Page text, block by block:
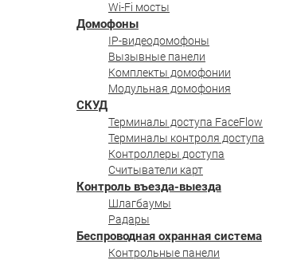
Wi-Fi мосты
Домофоны
IP-видеодомофоны
Вызывные панели
Комплекты домофонии
Модульная домофония
СКУД
Терминалы доступа FaceFlow
Терминалы контроля доступа
Контроллеры доступа
Считыватели карт
Контроль въезда-выезда
Шлагбаумы
Радары
Беспроводная охранная система
Контрольные панели